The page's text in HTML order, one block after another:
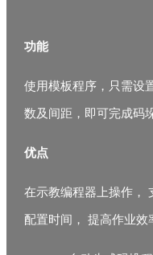
功能
使用模板程序，只需设
数及间距，即可完成码
优点
在示教编程器上操作，
配置时间， 提高作业效